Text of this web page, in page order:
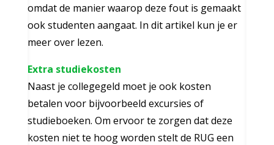
omdat de manier waarop deze fout is gemaakt
ook studenten aangaat. In dit artikel kun je er
meer over lezen.
Extra studiekosten
Naast je collegegeld moet je ook kosten
betalen voor bijvoorbeeld excursies of
studieboeken. Om ervoor te zorgen dat deze
kosten niet te hoog worden stelt de RUG een